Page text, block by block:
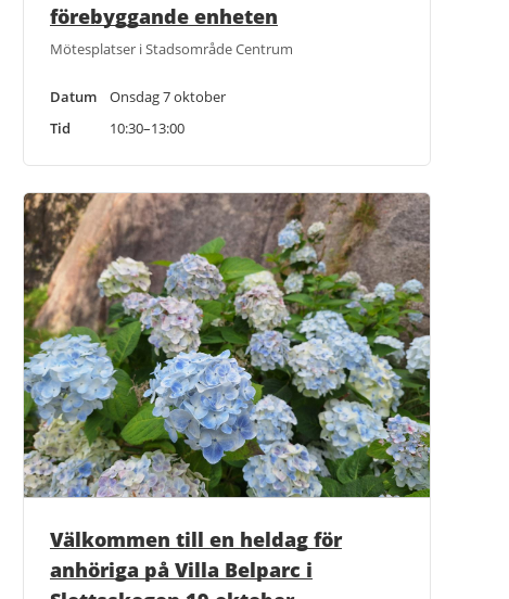
förebyggande enheten
Mötesplatser i Stadsområde Centrum
Datum
Onsdag 7 oktober
Tid
10:30–13:00
Välkommen till en heldag för
anhöriga på Villa Belparc i